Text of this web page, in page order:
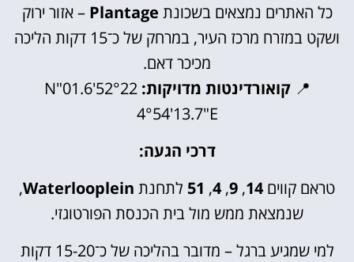
כל האתרים נמצאים בשכונת Plantage – אזור ירוק
ושקט במזרח מרכז העיר, במרחק של כ־15 דקות הליכה
מכיכר דאם.
📍קואורדינטות מדויקות:
52°22'01.6"N
4°54'13.7"E
דרכי הגעה:
טראם קווים14
,
9
,
4
,
51 לתחנת Waterlooplein
,
שנמצאת ממש מול בית הכנסת הפורטוגזי.
למי שמגיע ברגל – מדובר בהליכה של כ־15-20 דקות